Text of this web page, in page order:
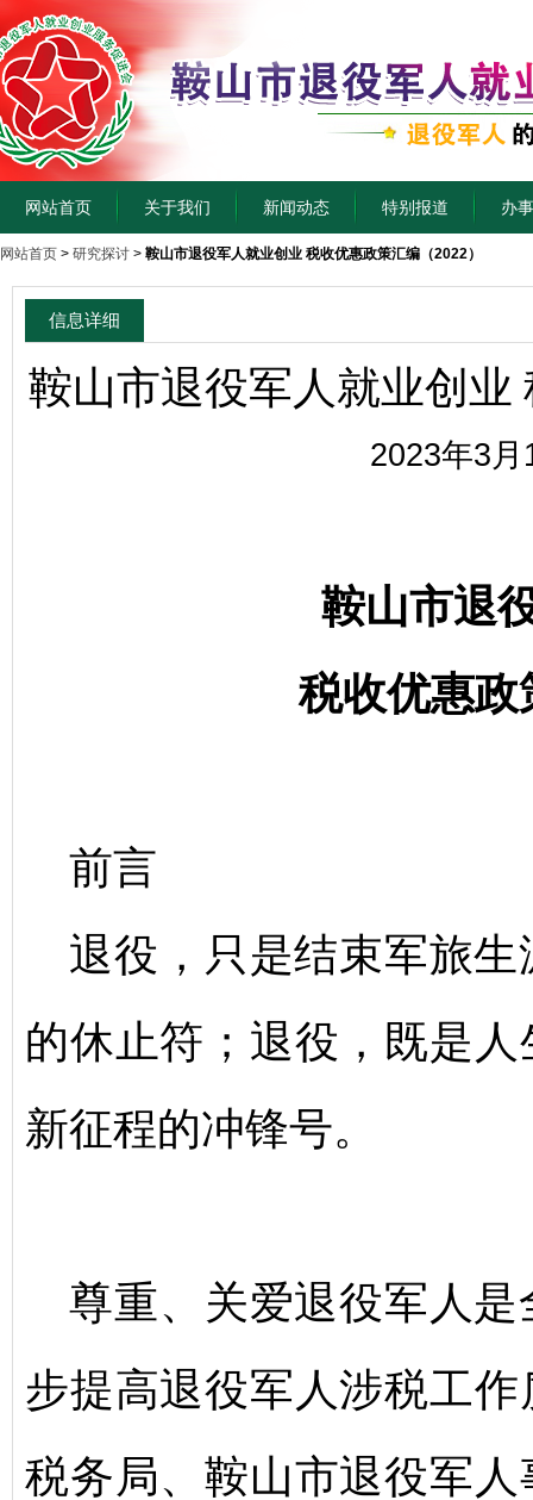
网站首页 关于我们 新闻动态 特别报道 办
网站首页 > 研究探讨 > 鞍山市退役军人就业创业 税收优惠政策汇编（2022）
信息详细
鞍山市退役军人就业创业
2023年3
鞍山市退
税收优惠政
前言
退役，只是结束军旅
的休止符；退役，既是
新征程的冲锋号。
尊重、关爱退役军人
步提高退役军人涉税工
税务局、鞍山市退役军